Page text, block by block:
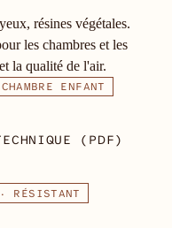
résines végétales.
les chambres et les
la qualité de l'air.
CHAMBRE ENFANT
(PDF)
RÉSISTANT